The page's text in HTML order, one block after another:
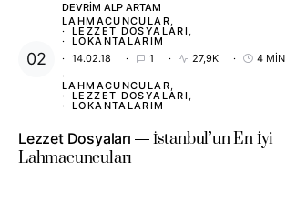
DEVRIM ALP ARTAM
LAHMACUNCULAR
LEZZET DOSYALARI
LOKANTALARIM
14.02.18
1 27,9K 4 MIN
LAHMACUNCULAR
LEZZET DOSYALARI
LOKANTALARIM
Lezzet Dosyaları
İstanbul’un En İyi
Lahmacuncuları